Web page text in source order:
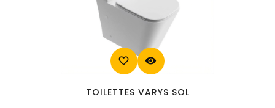
favorite_border visibility
TOILETTES VARYS SOL